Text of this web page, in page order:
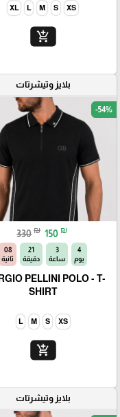
XS
S
M
L
XL
add_shopping_cart
بلايز وتيشرتات
-54%
330 ₪ 150 ₪
4
يوم
3
ساعة
21
دقيقة
06
ثانية
PELLINI POLO - T-
SHIRT
XS
S
M
L
add_shopping_cart
بلايز وتيشرتات